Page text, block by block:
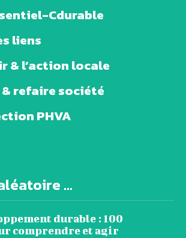
Cdurable
liens
& l’action locale
refaire société
PHVA
...
durable : 100
comprendre et agir